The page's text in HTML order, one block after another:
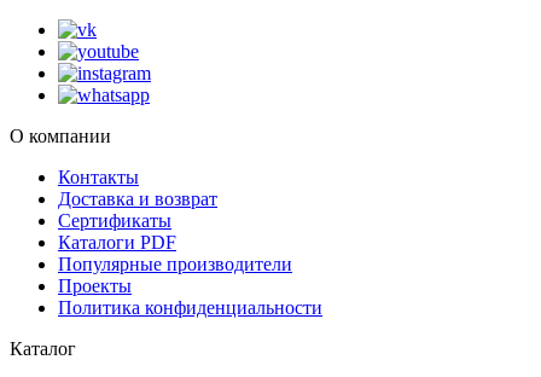
О компании
Контакты
Доставка и возврат
Сертификаты
Каталоги PDF
Популярные производители
Проекты
Политика конфиденциальности
Каталог